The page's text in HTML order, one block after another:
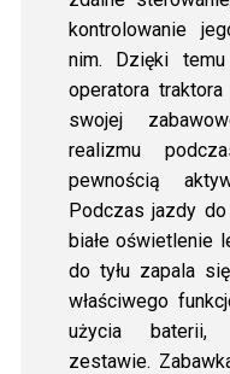
kontrolowanie
nim. Dzięki
operatora
swojej
realizmu
pewnością
Podczas jazdy
białe oświetlenie
do tyłu zapala
właściwego
użycia
zestawie.